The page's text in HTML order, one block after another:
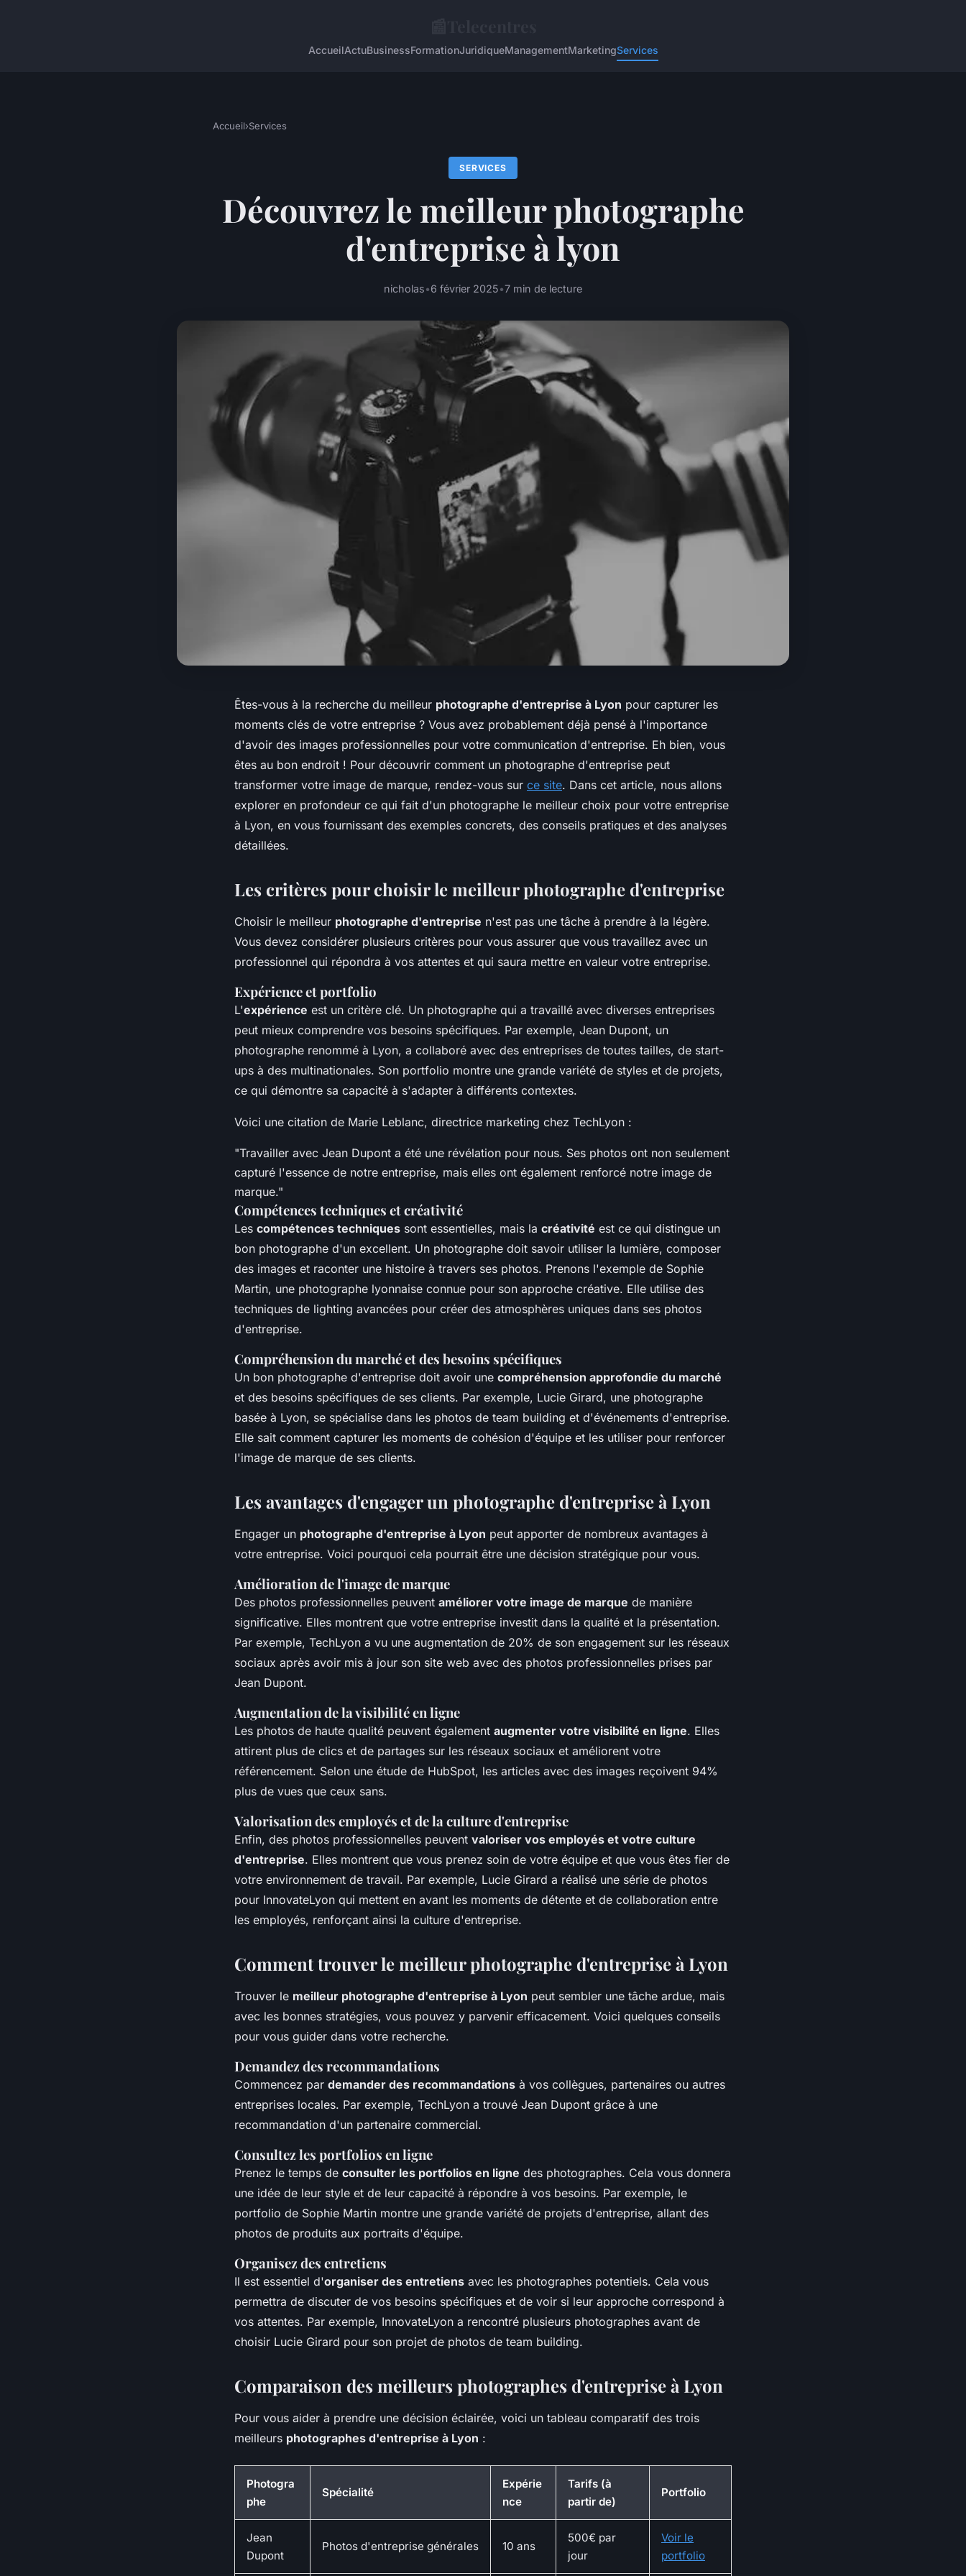
AccueilActuBusinessFormationJuridiqueManagementMarketingServices
Accueil›Services
SERVICES
Découvrez le meilleur photographe
d'entreprise à lyon
nicholas•6 février 2025•7 min de lecture
Êtes-vous à la recherche du meilleur photographe d'entreprise à Lyon pour capturer les
moments clés de votre entreprise ? Vous avez probablement déjà pensé à l'importance
d'avoir des images professionnelles pour votre communication d'entreprise. Eh bien, vous
êtes au bon endroit ! Pour découvrir comment un photographe d'entreprise peut
transformer votre image de marque, rendez-vous sur ce site. Dans cet article, nous allons
explorer en profondeur ce qui fait d'un photographe le meilleur choix pour votre entreprise
à Lyon, en vous fournissant des exemples concrets, des conseils pratiques et des analyses
détaillées.
Les critères pour choisir le meilleur photographe d'entreprise
Choisir le meilleur photographe d'entreprise n'est pas une tâche à prendre à la légère.
Vous devez considérer plusieurs critères pour vous assurer que vous travaillez avec un
professionnel qui répondra à vos attentes et qui saura mettre en valeur votre entreprise.
Expérience et portfolio
L'expérience est un critère clé. Un photographe qui a travaillé avec diverses entreprises
peut mieux comprendre vos besoins spécifiques. Par exemple, Jean Dupont, un
photographe renommé à Lyon, a collaboré avec des entreprises de toutes tailles, de start-
ups à des multinationales. Son portfolio montre une grande variété de styles et de projets,
ce qui démontre sa capacité à s'adapter à différents contextes.
Voici une citation de Marie Leblanc, directrice marketing chez TechLyon :
"Travailler avec Jean Dupont a été une révélation pour nous. Ses photos ont non seulement
capturé l'essence de notre entreprise, mais elles ont également renforcé notre image de
marque."
Compétences techniques et créativité
Les compétences techniques sont essentielles, mais la créativité est ce qui distingue un
bon photographe d'un excellent. Un photographe doit savoir utiliser la lumière, composer
des images et raconter une histoire à travers ses photos. Prenons l'exemple de Sophie
Martin, une photographe lyonnaise connue pour son approche créative. Elle utilise des
techniques de lighting avancées pour créer des atmosphères uniques dans ses photos
d'entreprise.
Compréhension du marché et des besoins spécifiques
Un bon photographe d'entreprise doit avoir une compréhension approfondie du marché
et des besoins spécifiques de ses clients. Par exemple, Lucie Girard, une photographe
basée à Lyon, se spécialise dans les photos de team building et d'événements d'entreprise.
Elle sait comment capturer les moments de cohésion d'équipe et les utiliser pour renforcer
l'image de marque de ses clients.
Les avantages d'engager un photographe d'entreprise à Lyon
Engager un photographe d'entreprise à Lyon peut apporter de nombreux avantages à
votre entreprise. Voici pourquoi cela pourrait être une décision stratégique pour vous.
Amélioration de l'image de marque
Des photos professionnelles peuvent améliorer votre image de marque de manière
significative. Elles montrent que votre entreprise investit dans la qualité et la présentation.
Par exemple, TechLyon a vu une augmentation de 20% de son engagement sur les réseaux
sociaux après avoir mis à jour son site web avec des photos professionnelles prises par
Jean Dupont.
Augmentation de la visibilité en ligne
Les photos de haute qualité peuvent également augmenter votre visibilité en ligne. Elles
attirent plus de clics et de partages sur les réseaux sociaux et améliorent votre
référencement. Selon une étude de HubSpot, les articles avec des images reçoivent 94%
plus de vues que ceux sans.
Valorisation des employés et de la culture d'entreprise
Enfin, des photos professionnelles peuvent valoriser vos employés et votre culture
d'entreprise. Elles montrent que vous prenez soin de votre équipe et que vous êtes fier de
votre environnement de travail. Par exemple, Lucie Girard a réalisé une série de photos
pour InnovateLyon qui mettent en avant les moments de détente et de collaboration entre
les employés, renforçant ainsi la culture d'entreprise.
Comment trouver le meilleur photographe d'entreprise à Lyon
Trouver le meilleur photographe d'entreprise à Lyon peut sembler une tâche ardue, mais
avec les bonnes stratégies, vous pouvez y parvenir efficacement. Voici quelques conseils
pour vous guider dans votre recherche.
Demandez des recommandations
Commencez par demander des recommandations à vos collègues, partenaires ou autres
entreprises locales. Par exemple, TechLyon a trouvé Jean Dupont grâce à une
recommandation d'un partenaire commercial.
Consultez les portfolios en ligne
Prenez le temps de consulter les portfolios en ligne des photographes. Cela vous donnera
une idée de leur style et de leur capacité à répondre à vos besoins. Par exemple, le
portfolio de Sophie Martin montre une grande variété de projets d'entreprise, allant des
photos de produits aux portraits d'équipe.
Organisez des entretiens
Il est essentiel d'organiser des entretiens avec les photographes potentiels. Cela vous
permettra de discuter de vos besoins spécifiques et de voir si leur approche correspond à
vos attentes. Par exemple, InnovateLyon a rencontré plusieurs photographes avant de
choisir Lucie Girard pour son projet de photos de team building.
Comparaison des meilleurs photographes d'entreprise à Lyon
Pour vous aider à prendre une décision éclairée, voici un tableau comparatif des trois
meilleurs photographes d'entreprise à Lyon :
Photogra
phe
Spécialité
Expérie
nce
Tarifs (à
partir de)
Portfolio
Jean
Dupont
Photos d'entreprise générales 10 ans
500€ par
jour
Voir le
portfolio